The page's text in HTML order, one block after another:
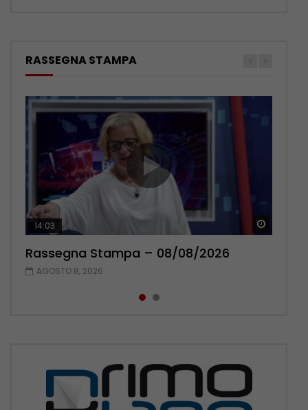
RASSEGNA STAMPA
14:03
Rassegna Stampa – 08/08/2026
AGOSTO 8, 2026
16:38
Rassegna Stampa – 07/08/2026
AGOSTO 7, 2026